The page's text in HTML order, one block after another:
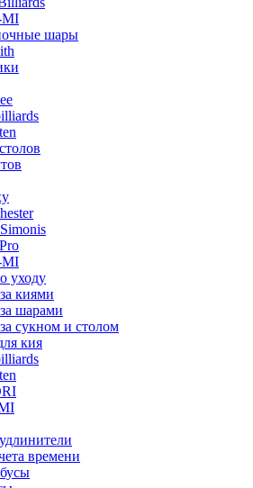
MI
шары
MI
уходу
киями
шарами
сукном и столом
кия
времени